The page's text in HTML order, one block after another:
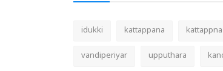
idukki kattappana kattappna
vandiperiyar upputhara